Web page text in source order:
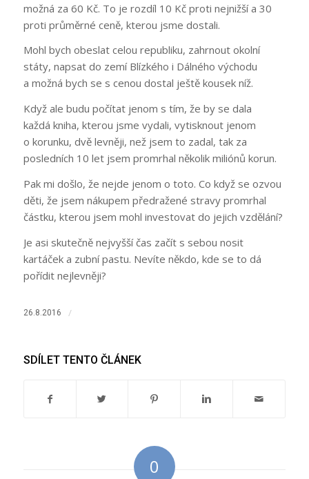
možná za 60 Kč. To je rozdíl 10 Kč proti nejnižší a 30
proti průměrné ceně, kterou jsme dostali.
Mohl bych obeslat celou republiku, zahrnout okolní
státy, napsat do zemí Blízkého i Dálného východu
a možná bych se s cenou dostal ještě kousek níž.
Když ale budu počítat jenom s tím, že by se dala
každá kniha, kterou jsme vydali, vytisknout jenom
o korunku, dvě levněji, než jsem to zadal, tak za
posledních 10 let jsem promrhal několik miliónů korun.
Pak mi došlo, že nejde jenom o toto. Co když se ozvou
děti, že jsem nákupem předražené stravy promrhal
částku, kterou jsem mohl investovat do jejich vzdělání?
Je asi skutečně nejvyšší čas začít s sebou nosit
kartáček a zubní pastu. Nevíte někdo, kde se to dá
pořídit nejlevněji?
26.8.2016 /
SDÍLET TENTO ČLÁNEK
0